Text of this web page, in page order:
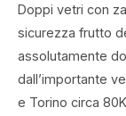
Doppi vetri con
sicurezza frutto
assolutamente
dall’importante
e Torino circa